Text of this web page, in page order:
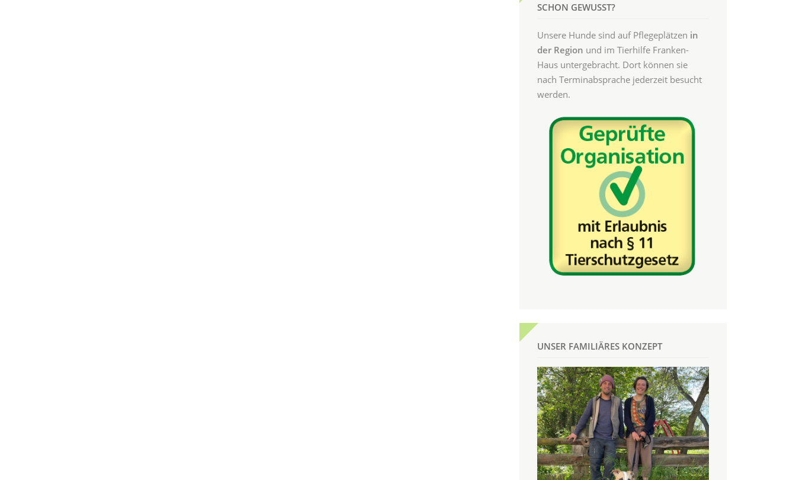
SCHON GEWUSST?
Unsere Hunde sind auf Pflegeplätzen in
der Region und im Tierhilfe Franken-
Haus untergebracht. Dort können sie
nach Terminabsprache jederzeit besucht
werden.
UNSER FAMILIÄRES KONZEPT